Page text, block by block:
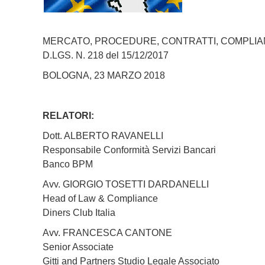
MERCATO, PROCEDURE, CONTRATTI,
D.LGS. N. 218 del 15/12/2017
BOLOGNA, 23 MARZO 2018
RELATORI:
Dott. ALBERTO RAVANELLI
Responsabile Conformità Servizi Bancari
Banco BPM
Avv. GIORGIO TOSETTI DARDANELLI
Head of Law & Compliance
Diners Club Italia
Avv. FRANCESCA CANTONE
Senior Associate
Gitti and Partners Studio Legale Associato